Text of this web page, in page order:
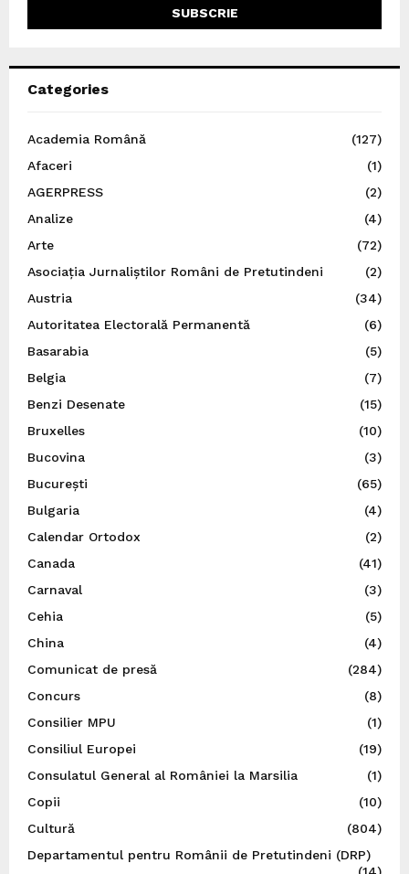
Categories
Academia Română
(127)
Afaceri
(1)
AGERPRESS
(2)
Analize
(4)
Arte
(72)
Asociația Jurnaliștilor Români de Pretutindeni
(2)
Austria
(34)
Autoritatea Electorală Permanentă
(6)
Basarabia
(5)
Belgia
(7)
Benzi Desenate
(15)
Bruxelles
(10)
Bucovina
(3)
București
(65)
Bulgaria
(4)
Calendar Ortodox
(2)
Canada
(41)
Carnaval
(3)
Cehia
(5)
China
(4)
Comunicat de presă
(284)
Concurs
(8)
Consilier MPU
(1)
Consiliul Europei
(19)
Consulatul General al României la Marsilia
(1)
Copii
(10)
Cultură
(804)
Departamentul pentru Românii de Pretutindeni (DRP)